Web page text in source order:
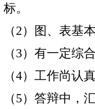
标。
（2）图、表基
（3）有一定综
（4）工作尚认
（5）答辩中，